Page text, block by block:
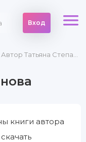
Вход
Татьяна Степанова
книги автора